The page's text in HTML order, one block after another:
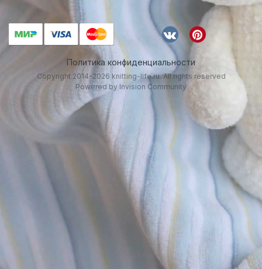
Политика конфиденциальности
Copyright 2014-2026 knitting-life.ru. All rights reserved
Powered by Invision Community